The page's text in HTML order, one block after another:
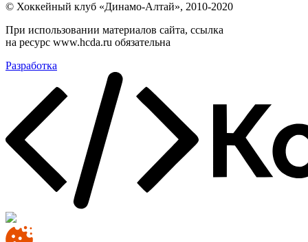
© Хоккейный клуб «Динамо-Алтай», 2010-2020
При использовании материалов сайта, ссылка
на ресурс www.hcda.ru обязательна
Разработка